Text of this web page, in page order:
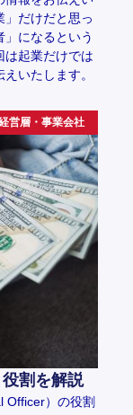
」だけだと思っ
になるという
は起業だけでは
いたします。
営層・事業会社
割を解説
Officer）の役割